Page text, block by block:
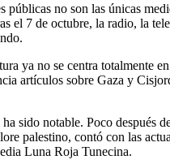
públicas no son las únicas
el 7 de octubre, la radio, la
ya no se centra totalmente
artículos sobre Gaza y
sido notable. Poco después
palestino, contó con las
Luna Roja Tunecina.